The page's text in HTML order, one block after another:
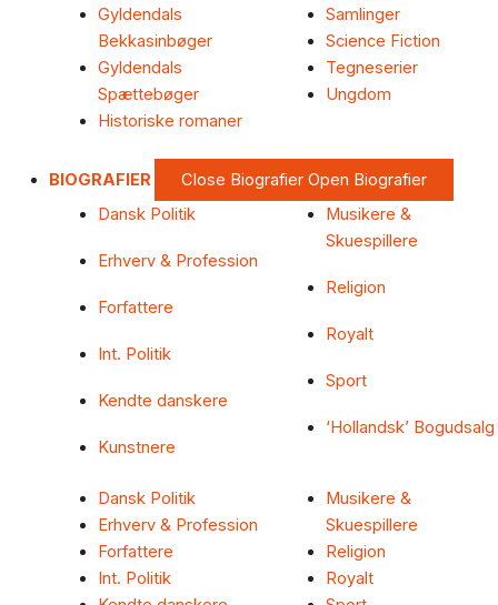
Gyldendals
Bekkasinbøger
Gyldendals
Spættebøger
Historiske romaner
Samlinger
Science Fiction
Tegneserier
Ungdom
BIOGRAFIER Close Biografier Open Biografier
Dansk Politik
Erhverv & Profession
Forfattere
Int. Politik
Kendte danskere
Kunstnere
Musikere &
Skuespillere
Religion
Royalt
Sport
‘Hollandsk’ Bogudsalg
Dansk Politik
Erhverv & Profession
Forfattere
Int. Politik
Musikere &
Skuespillere
Religion
Royalt